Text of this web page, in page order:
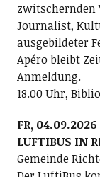
zwitschernden
Journalist,
ausgebildeter
Apéro bleibt
Anmeldung.
18.00 Uhr,
FR, 04.09.2026
LUFTIBUS IN
Gemeinde